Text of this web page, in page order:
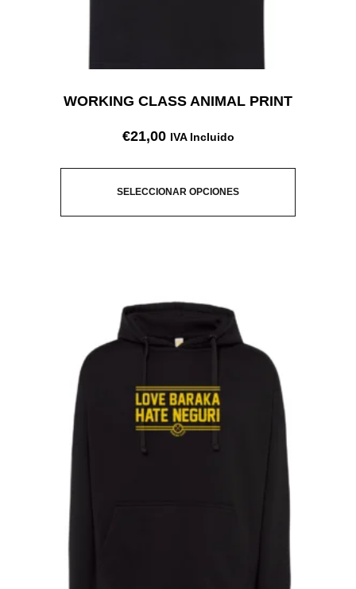
WORKING CLASS ANIMAL PRINT
€21,00 IVA Incluido
SELECCIONAR OPCIONES